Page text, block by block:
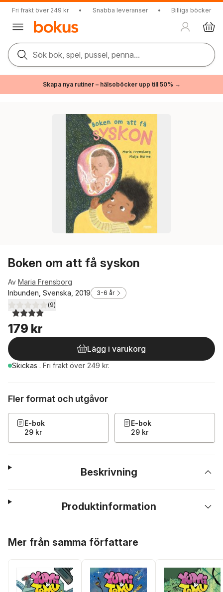
Fri frakt över 249 kr • Snabba leveranser • Billiga böcker
Sök bok, spel, pussel, penna...
Skapa nya rutiner – hälsoböcker upp till 50% →
Boken om att få syskon
Av Maria Frensborg
Inbunden, Svenska, 2019
3-6 år
4,0utav 5 stjärnor. Totalt antal röster:
(9)
179 kr
Lägg i varukorg
Skickas . Fri frakt över 249 kr.
Fler format och utgåvor
E-bok
29 kr
E-bok
29 kr
Beskrivning
Produktinformation
Mer från samma författare